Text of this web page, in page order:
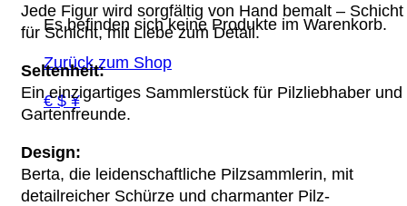
Es befinden sich keine Produkte im Warenkorb.
Zurück zum Shop
€ $ ¥
Jede Figur wird sorgfältig von Hand bemalt – Schicht
für Schicht, mit Liebe zum Detail.
Seltenheit:
Ein einzigartiges Sammlerstück für Pilzliebhaber und
Gartenfreunde.
Design:
Berta, die leidenschaftliche Pilzsammlerin, mit
detailreicher Schürze und charmanter Pilz-